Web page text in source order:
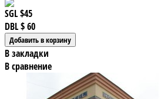
SGL$45
DBL$ 60
В закладки
В сравнение